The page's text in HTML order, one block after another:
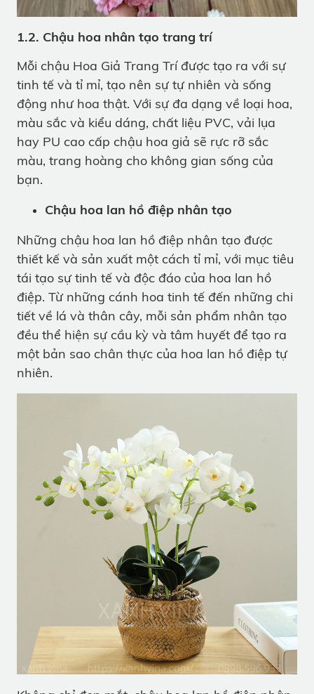
1.2. Chậu hoa nhân tạo trang trí
Mỗi chậu Hoa Giả Trang Trí được tạo ra với sự
tinh tế và tỉ mỉ, tạo nên sự tự nhiên và sống
động như hoa thật. Với sự đa dạng về loại hoa,
màu sắc và kiểu dáng, chất liệu PVC, vải lụa
hay PU cao cấp chậu hoa giả sẽ rực rỡ sắc
màu, trang hoàng cho không gian sống của
bạn.
Chậu hoa lan hồ điệp nhân tạo
Những chậu hoa lan hồ điệp nhân tạo được
thiết kế và sản xuất một cách tỉ mỉ, với mục tiêu
tái tạo sự tinh tế và độc đáo của hoa lan hồ
điệp. Từ những cánh hoa tinh tế đến những chi
tiết về lá và thân cây, mỗi sản phẩm nhân tạo
đều thể hiện sự cầu kỳ và tâm huyết để tạo ra
một bản sao chân thực của hoa lan hồ điệp tự
nhiên.